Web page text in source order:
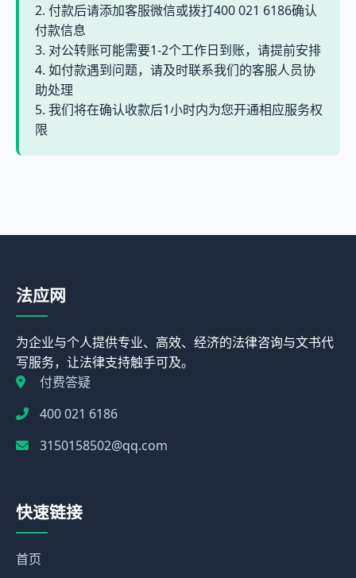
2. 付款后请添加客服微信或拨打400 021 6186确认
付款信息
3. 对公转账可能需要1-2个工作日到账，请提前安排
4. 如付款遇到问题，请及时联系我们的客服人员协
助处理
5. 我们将在确认收款后1小时内为您开通相应服务权
限
法应网
为企业与个人提供专业、高效、经济的法律咨询与文书代
写服务，让法律支持触手可及。
付费答疑
400 021 6186
3150158502@qq.com
快速链接
首页